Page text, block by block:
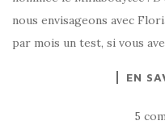
nous envisageons avec
par mois un test, si vous
EN
5